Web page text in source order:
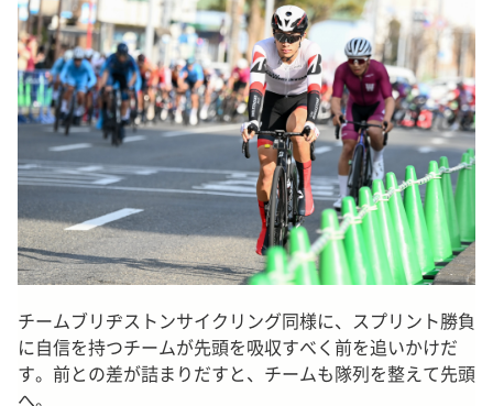
チームブリヂストンサイクリング同様に、スプリント勝負
に自信を持つチームが先頭を吸収すべく前を追いかけだ
す。前との差が詰まりだすと、チームも隊列を整えて先頭
へ。